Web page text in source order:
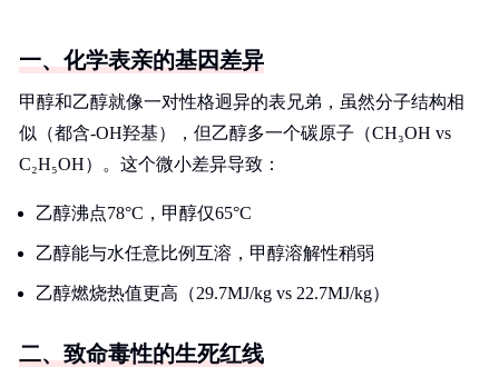
一、化学表亲的基因差异
甲醇和乙醇就像一对性格迥异的表兄弟，虽然分子结构相
似（都含-OH羟基），但乙醇多一个碳原子（CH₃OH vs
C₂H₅OH）。这个微小差异导致：
乙醇沸点78°C，甲醇仅65°C
乙醇能与水任意比例互溶，甲醇溶解性稍弱
乙醇燃烧热值更高（29.7MJ/kg vs 22.7MJ/kg）
二、致命毒性的生死红线